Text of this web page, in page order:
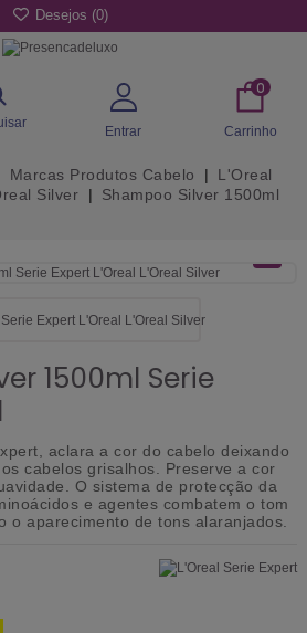
Desejos (0)
Entrar
0
Carrinho
Marcas Produtos Cabelo
L'Oreal
Silver
Shampoo Silver 1500ml
1500ml Serie
aclara a cor do cabelo deixando
cabelos grisalhos. Preserve a cor
O sistema de protecção da
e agentes combatem o tom
o aparecimento de tons alaranjados.